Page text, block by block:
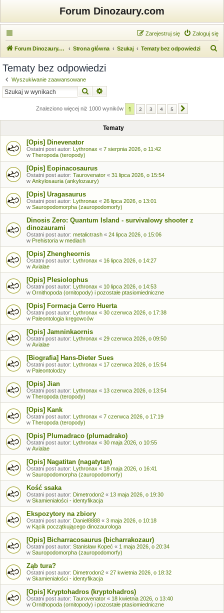
Forum Dinozaury.com
Zaloguj się
Zarejestruj się
Forum Dinozaury.com Strona główna Szukaj Tematy bez odpowiedzi
Tematy bez odpowiedzi
Wyszukiwanie zaawansowane
Szukaj
Znaleziono więcej niż 1000 wyników 1 2 3 4 5
Tematy
[Opis] Dinevenator
Ostatni post autor: Lythronax « 7 sierpnia 2026, o 11:42
w Theropoda (teropody)
[Opis] Eopinacosaurus
Ostatni post autor: Taurovenator « 31 lipca 2026, o 15:54
w Ankylosauria (ankylozaury)
[Opis] Uragasaurus
Ostatni post autor: Lythronax « 26 lipca 2026, o 13:01
w Sauropodomorpha (zauropodomorfy)
Dinosis Zero: Quantum Island - survivalowy shooter z
dinozaurami
Ostatni post autor: metalictrash « 24 lipca 2026, o 15:06
w Prehistoria w mediach
[Opis] Zhengheornis
Ostatni post autor: Lythronax « 16 lipca 2026, o 14:27
w Avialae
[Opis] Plesiolophus
Ostatni post autor: Lythronax « 10 lipca 2026, o 14:53
w Ornithopoda (ornitopody) i pozostałe ptasiomiedniczne
[Opis] Formacja Cerro Huerta
Ostatni post autor: Lythronax « 30 czerwca 2026, o 17:38
w Paleontologia kręgowców
[Opis] Jamninkaornis
Ostatni post autor: Lythronax « 29 czerwca 2026, o 09:50
w Avialae
[Biografia] Hans-Dieter Sues
Ostatni post autor: Lythronax « 17 czerwca 2026, o 15:54
w Paleontolodzy
[Opis] Jian
Ostatni post autor: Lythronax « 13 czerwca 2026, o 13:54
w Theropoda (teropody)
[Opis] Kank
Ostatni post autor: Lythronax « 7 czerwca 2026, o 17:19
w Theropoda (teropody)
[Opis] Plumadraco (plumadrako)
Ostatni post autor: Lythronax « 30 maja 2026, o 10:55
w Avialae
[Opis] Nagatitan (nagatytan)
Ostatni post autor: Lythronax « 18 maja 2026, o 16:41
w Sauropodomorpha (zauropodomorfy)
Kość ssaka
Ostatni post autor: Dimetrodon2 « 13 maja 2026, o 19:30
w Skamieniałości - identyfikacja
Ekspozytory na zbiory
Ostatni post autor: Daniel8888 « 3 maja 2026, o 10:18
w Kącik początkującego dinozaurologa
[Opis] Bicharracosaurus (bicharrakozaur)
Ostatni post autor: Stanisław Kopeć « 1 maja 2026, o 20:34
w Sauropodomorpha (zauropodomorfy)
Ząb tura?
Ostatni post autor: Dimetrodon2 « 27 kwietnia 2026, o 18:32
w Skamieniałości - identyfikacja
[Opis] Kryptohadros (kryptohadros)
Ostatni post autor: Taurovenator « 18 kwietnia 2026, o 13:40
w Ornithopoda (ornitopody) i pozostałe ptasiomiedniczne